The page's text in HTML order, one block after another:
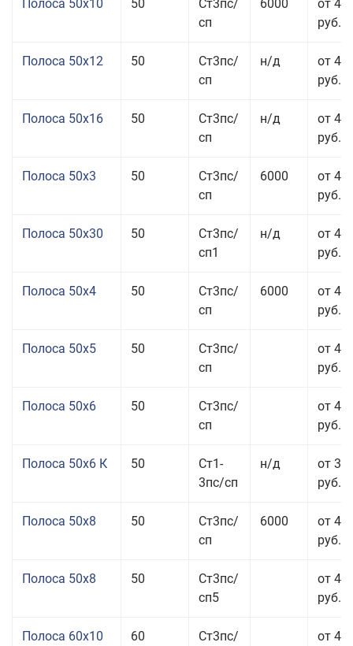
Полоса 50x10 50
Ст3пс/
сп
6000
от 46
руб.
Полоса 50x12 50
Ст3пс/
сп
н/д
от 44
руб.
Полоса 50x16 50
Ст3пс/
сп
н/д
от 49
руб.
Полоса 50x3 50
Ст3пс/
сп
6000
от 45
руб.
Полоса 50x30 50
Ст3пс/
сп1
н/д
от 44
руб.
Полоса 50x4 50
Ст3пс/
сп
6000
от 45
руб.
Полоса 50x5 50
Ст3пс/
сп
от 43
руб.
Полоса 50x6 50
Ст3пс/
сп
от 43
руб.
Полоса 50x6 К 50
Ст1-
3пс/сп
н/д
от 35
руб.
Полоса 50x8 50
Ст3пс/
сп
6000
от 43
руб.
Полоса 50x8 50
Ст3пс/
сп5
от 43
руб.
Полоса 60x10 60
Ст3пс/
от 42